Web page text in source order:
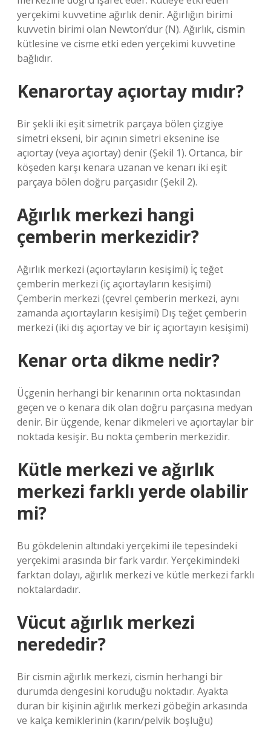
yerçekimi kuvvetine ağırlık denir. Ağırlığın birimi
kuvvetin birimi olan Newton’dur (N). Ağırlık, cismin
kütlesine ve cisme etki eden yerçekimi kuvvetine
bağlıdır.
Kenarortay açıortay mıdır?
Bir şekli iki eşit simetrik parçaya bölen çizgiye
simetri ekseni, bir açının simetri eksenine ise
açıortay (veya açıortay) denir (Şekil 1). Ortanca, bir
köşeden karşı kenara uzanan ve kenarı iki eşit
parçaya bölen doğru parçasıdır (Şekil 2).
Ağırlık merkezi hangi
çemberin merkezidir?
Ağırlık merkezi (açıortayların kesişimi) İç teğet
çemberin merkezi (iç açıortayların kesişimi)
Çemberin merkezi (çevrel çemberin merkezi, aynı
zamanda açıortayların kesişimi) Dış teğet çemberin
merkezi (iki dış açıortay ve bir iç açıortayın kesişimi)
Kenar orta dikme nedir?
Üçgenin herhangi bir kenarının orta noktasından
geçen ve o kenara dik olan doğru parçasına medyan
denir. Bir üçgende, kenar dikmeleri ve açıortaylar bir
noktada kesişir. Bu nokta çemberin merkezidir.
Kütle merkezi ve ağırlık
merkezi farklı yerde olabilir
mi?
Bu gökdelenin altındaki yerçekimi ile tepesindeki
yerçekimi arasında bir fark vardır. Yerçekimindeki
farktan dolayı, ağırlık merkezi ve kütle merkezi farklı
noktalardadır.
Vücut ağırlık merkezi
nerededir?
Bir cismin ağırlık merkezi, cismin herhangi bir
durumda dengesini koruduğu noktadır. Ayakta
duran bir kişinin ağırlık merkezi göbeğin arkasında
ve kalça kemiklerinin (karın/pelvik boşluğu)